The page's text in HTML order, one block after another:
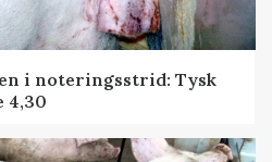
i noteringsstrid: Tysk
4,30